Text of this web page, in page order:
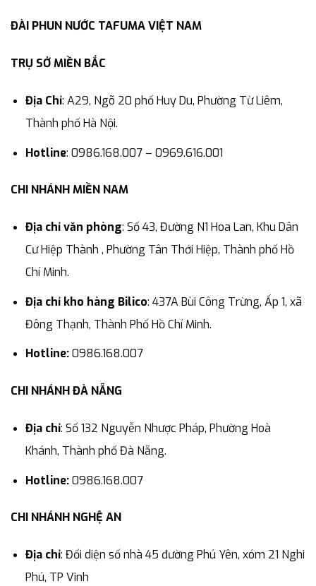
ĐÀI PHUN NƯỚC TAFUMA VIỆT NAM
TRỤ SỞ MIỀN BẮC
Địa Chỉ: A29, Ngõ 20 phố Huy Du, Phường Từ Liêm,
Thành phố Hà Nội.
Hotline: 0986.168.007 – 0969.616.001
CHI NHÁNH MIỀN NAM
Địa chỉ văn phòng: Số 43, Đường N1 Hoa Lan, Khu Dân
Cư Hiệp Thành , Phường Tân Thới Hiệp, Thành phố Hồ
Chí Minh.
Địa chỉ kho hàng Bilico: 437A Bùi Công Trừng, Ấp 1, xã
Đông Thạnh, Thành Phố Hồ Chí Minh.
Hotline:0986.168.007
CHI NHÁNH ĐÀ NẴNG
Địa chỉ: Số 132 Nguyễn Nhược Pháp, Phường Hoà
Khánh, Thành phố Đà Nẵng.
Hotline:0986.168.007
CHI NHÁNH NGHỆ AN
Địa chỉ: Đối diện số nhà 45 đường Phú Yên, xóm 21 Nghi
Phú, TP Vinh